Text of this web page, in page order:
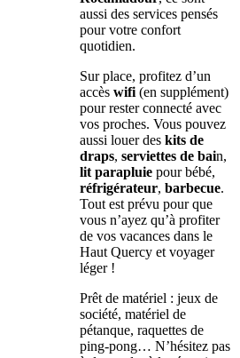
aussi des services pensés
pour votre confort
quotidien.
Sur place, profitez d’un
accèswifi(en supplément)
pour rester connecté avec
vos proches. Vous pouvez
aussi louer deskits de
draps,serviettes de bain,
lit parapluiepour bébé,
réfrigérateur,barbecue.
Tout est prévu pour que
vous n’ayez qu’à profiter
de vos vacances dans le
Haut Quercy et voyager
léger !
Prêt de matériel : jeux de
société, matériel de
pétanque, raquettes de
ping-pong… N’hésitez pas